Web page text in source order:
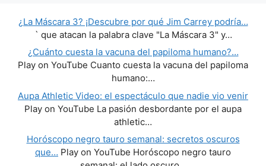
¿La Máscara 3? ¡Descubre por qué Jim Carrey podría…
` que atacan la palabra clave "La Máscara 3" y…
¿Cuánto cuesta la vacuna del papiloma humano?…
Play on YouTube Cuanto cuesta la vacuna del papiloma
humano:…
Aupa Athletic Video: el espectáculo que nadie vio venir
Play on YouTube La pasión desbordante por el aupa
athletic…
Horóscopo negro tauro semanal: secretos oscuros
que… Play on YouTube Horóscopo negro tauro